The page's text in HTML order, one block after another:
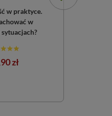
w praktyce.
w
zł